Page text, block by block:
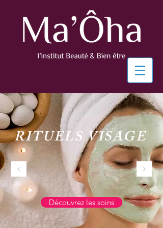
RITUELS VISAGE
Découvrez les soins